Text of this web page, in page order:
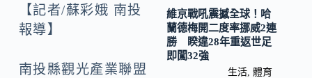
【記者/蘇彩娥 南投
報導】
南投縣觀光產業聯盟
維京戰吼震撼全球！哈
蘭德梅開二度率挪威2連
勝 睽違28年重返世足
即闖32強
生活 ,體育